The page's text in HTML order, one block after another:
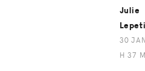
Julie
30
H 37